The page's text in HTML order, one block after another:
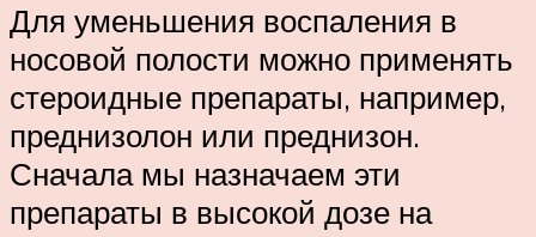
Для уменьшения воспаления в
носовой полости можно применять
стероидные препараты, например,
преднизолон или преднизон.
Сначала мы назначаем эти
препараты в высокой дозе на